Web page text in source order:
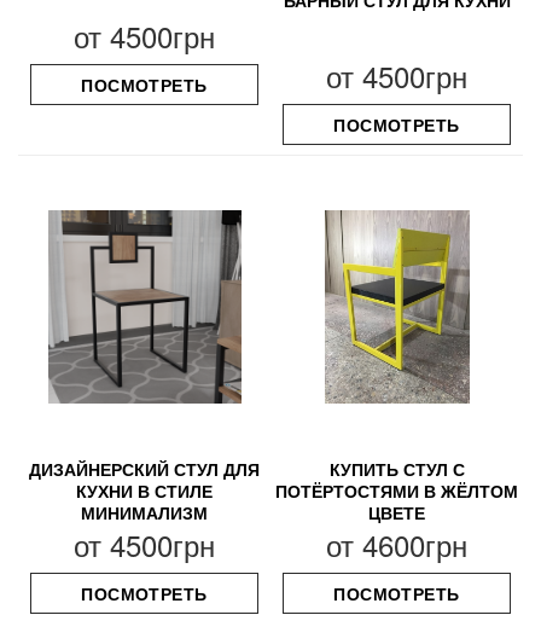
от 4500грн
ПОСМОТРЕТЬ от 4500грн
ПОСМОТРЕТЬ
ДИЗАЙНЕРСКИЙ СТУЛ ДЛЯ
КУХНИ В СТИЛЕ
МИНИМАЛИЗМ
от 4500грн
ПОСМОТРЕТЬ
КУПИТЬ СТУЛ С
ПОТЁРТОСТЯМИ В ЖЁЛТОМ
ЦВЕТЕ
от 4600грн
ПОСМОТРЕТЬ